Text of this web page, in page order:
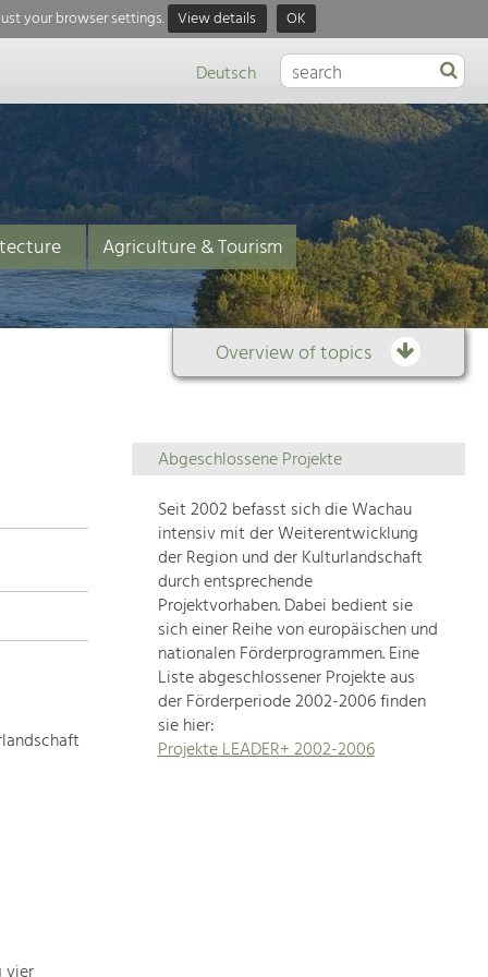
your browser settings. View details OK
Deutsch
Agriculture & Tourism
Overview of topics
Overview
of
topics
Development
within
our
region
is
extremely
diverse.
Which
Abgeschlossene Projekte
Seit 2002 befasst sich die Wachau
intensiv mit der Weiterentwicklung
der Region und der Kulturlandschaft
durch entsprechende
Projektvorhaben. Dabei bedient sie
sich einer Reihe von europäischen und
nationalen Förderprogrammen. Eine
Liste abgeschlossener Projekte aus
der Förderperiode 2002-2006 finden
sie hier:
Projekte LEADER+ 2002-2006